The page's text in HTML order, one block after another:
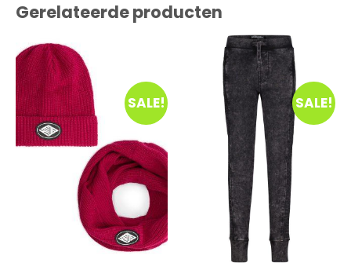
Gerelateerde producten
SALE! SALE!